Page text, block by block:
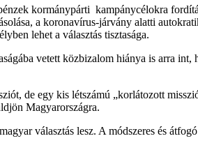
kormánypárti kampánycélokra
a koronavírus-járvány alatti
lehet a választás tisztasága.
vetett közbizalom hiánya is arra
de egy kis létszámú „korlátozott
Magyarországra.
választás lesz. A módszeres és